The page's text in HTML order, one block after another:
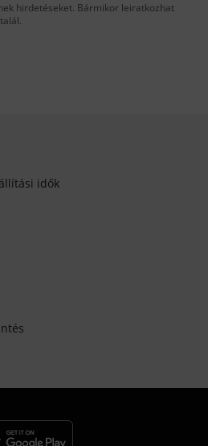
hirdetéseket. Bármikor leiratkozhat
idők